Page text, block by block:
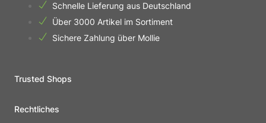
Schnelle Lieferung aus Deutschland
Über 3000 Artikel im Sortiment
Sichere Zahlung über Mollie
Trusted Shops
Rechtliches